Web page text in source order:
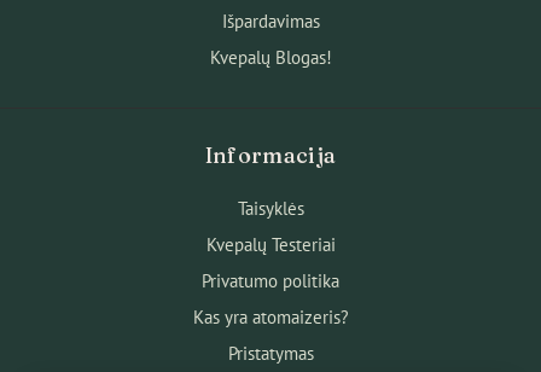
Išpardavimas
Kvepalų Blogas!
Informacija
Taisyklės
Kvepalų Testeriai
Privatumo politika
Kas yra atomaizeris?
Pristatymas